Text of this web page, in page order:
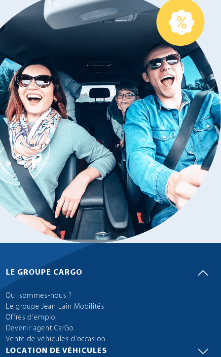
LE GROUPE CARGO
Qui sommes-nous ?
Le groupe Jean Lain Mobilités
Offres d'emploi
Devenir agent CarGo
Vente de véhicules d'occasion
LOCATION DE VÉHICULES